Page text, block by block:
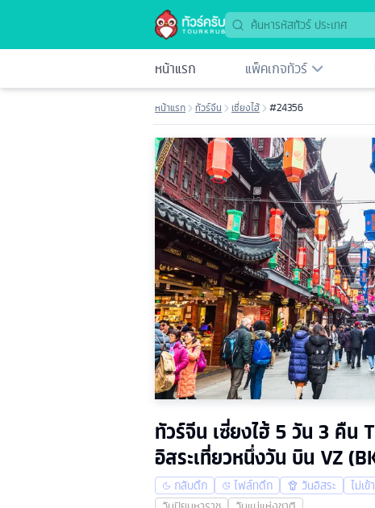
หน้าแรก แพ็คเกจทัวร์
หน้าแรก ทัวร์จีน เซี่ยงไฮ้ #24356
ทัวร์จีน เซี่ยงไฮ้ 5 วัน 3 คืน
อิสระเที่ยวหนึ่งวัน บิน VZ
กลับดึก ไฟล์ทดึก วันอิสระ ไม่เ